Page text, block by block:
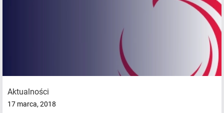
Aktualności
17 marca, 2018